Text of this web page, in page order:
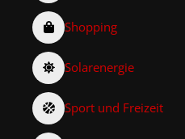
Shopping
Solarenergie
Sport und Freizeit